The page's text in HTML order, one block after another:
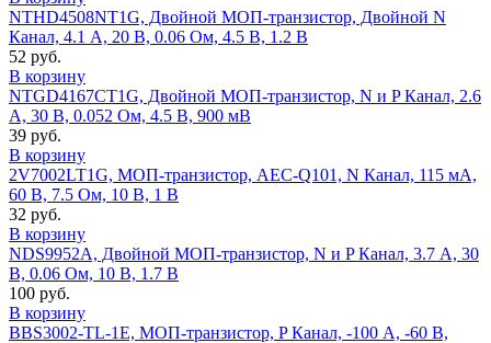
NTHD4508NT1G, Двойной МОП-транзистор, Двойной N
Канал, 4.1 А, 20 В, 0.06 Ом, 4.5 В, 1.2 В
52 руб.
В корзину
NTGD4167CT1G, Двойной МОП-транзистор, N и P Канал, 2.6
А, 30 В, 0.052 Ом, 4.5 В, 900 мВ
39 руб.
В корзину
2V7002LT1G, МОП-транзистор, AEC-Q101, N Канал, 115 мА,
60 В, 7.5 Ом, 10 В, 1 В
32 руб.
В корзину
NDS9952A, Двойной МОП-транзистор, N и P Канал, 3.7 А, 30
В, 0.06 Ом, 10 В, 1.7 В
100 руб.
В корзину
BBS3002-TL-1E, МОП-транзистор, P Канал, -100 А, -60 В,